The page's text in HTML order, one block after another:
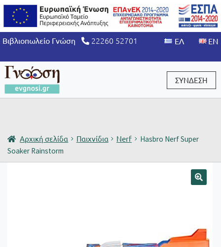
Βιβλιοπωλείο Γνώση 22260 52701
ΣΥΝΔΕΣΗ
Αρχική σελίδα Παιχνίδια Nerf
Hasbro Nerf Super
Soaker Rainstorm